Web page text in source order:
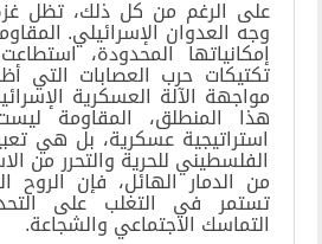
على الرغم من كل ذلك، تظل
وجه العدوان الإسرائيلي.
إمكانياتها المحدودة،
تكتيكات حرب العصابات التي
مواجهة الآلة العسكرية
هذا المنطلق، المقاومة
استراتيجية عسكرية، بل هي
الفلسطيني للحرية والتحرر من
من الدمار الهائل، فإن الروح
تستمر في التغلب على
التماسك الاجتماعي والشجاعة.